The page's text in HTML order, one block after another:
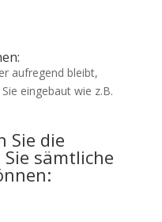
aufregend bleibt,
eingebaut wie z.B.
Sie die
sämtliche